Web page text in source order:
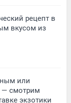
рецепт в
вкусом из
или
— смотрим
экзотики